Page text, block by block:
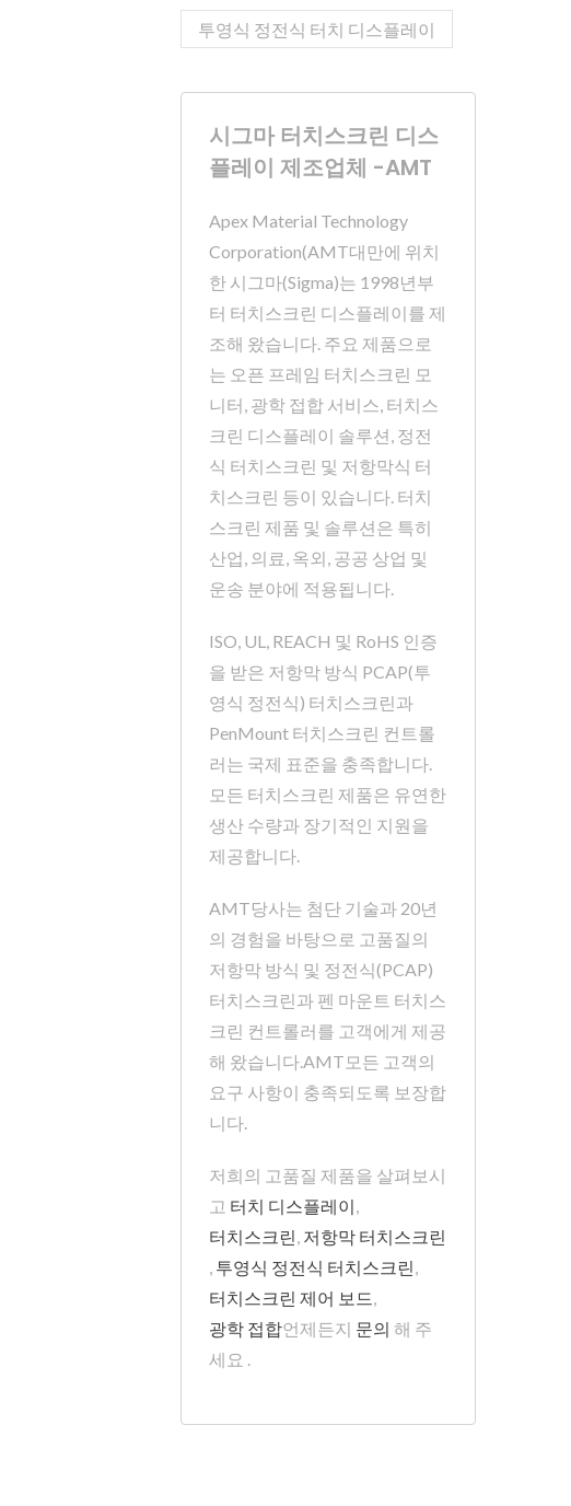
투영식 정전식 터치 디스플레이
시그마 터치스크린 디스
플레이 제조업체 -AMT
Apex Material Technology
Corporation(AMT대만에 위치
한 시그마(Sigma)는 1998년부
터 터치스크린 디스플레이를 제
조해 왔습니다. 주요 제품으로
는 오픈 프레임 터치스크린 모
니터, 광학 접합 서비스, 터치스
크린 디스플레이 솔루션, 정전
식 터치스크린 및 저항막식 터
치스크린 등이 있습니다. 터치
스크린 제품 및 솔루션은 특히
산업, 의료, 옥외, 공공 상업 및
운송 분야에 적용됩니다.
ISO, UL, REACH 및 RoHS 인증
을 받은 저항막 방식 PCAP(투
영식 정전식) 터치스크린과
PenMount 터치스크린 컨트롤
러는 국제 표준을 충족합니다.
모든 터치스크린 제품은 유연한
생산 수량과 장기적인 지원을
제공합니다.
AMT당사는 첨단 기술과 20년
의 경험을 바탕으로 고품질의
저항막 방식 및 정전식(PCAP)
터치스크린과 펜 마운트 터치스
크린 컨트롤러를 고객에게 제공
해 왔습니다.AMT모든 고객의
요구 사항이 충족되도록 보장합
니다.
저희의 고품질 제품을 살펴보시
고 터치 디스플레이,
터치스크린, 저항막 터치스크린
, 투영식 정전식 터치스크린,
터치스크린 제어 보드,
광학 접합언제든지 문의 해 주
세요 .